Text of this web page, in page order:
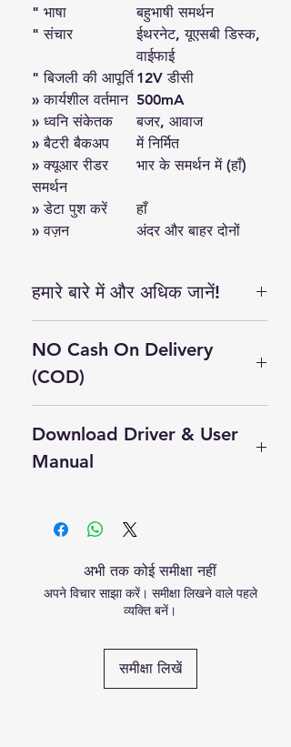
" भाषा
बहुभाषी समर्थन
" संचार
ईथरनेट, यूएसबी डिस्क,
वाईफाई
" बिजली की आपूर्ति 12V डीसी
» कार्यशील वर्तमान 500mA
» ध्वनि संकेतक
बजर, आवाज
» बैटरी बैकअप
में निर्मित
» क्यूआर रीडर
समर्थन
भार के समर्थन में (हाँ)
» डेटा पुश करें
हाँ
» वज़न
अंदर और बाहर दोनों
हमारे बारे में और अधिक जानें!
एंड्रॉइड पीओएस मशीन, प्रिंटर, बायोमेट्रिक
स्कैनर लैपटॉप आदि की विस्तृत श्रृंखला के
हमारे इंडियामार्ट कैटलॉग पर जाएँ
NO Cash On Delivery
(COD)
this product.
Self Pickup Available in Delhi
Download Driver & User
Manual
User Manual
अभी तक कोई समीक्षा नहीं
अपने विचार साझा करें। समीक्षा लिखने वाले पहले
व्यक्ति बनें।
समीक्षा लिखें